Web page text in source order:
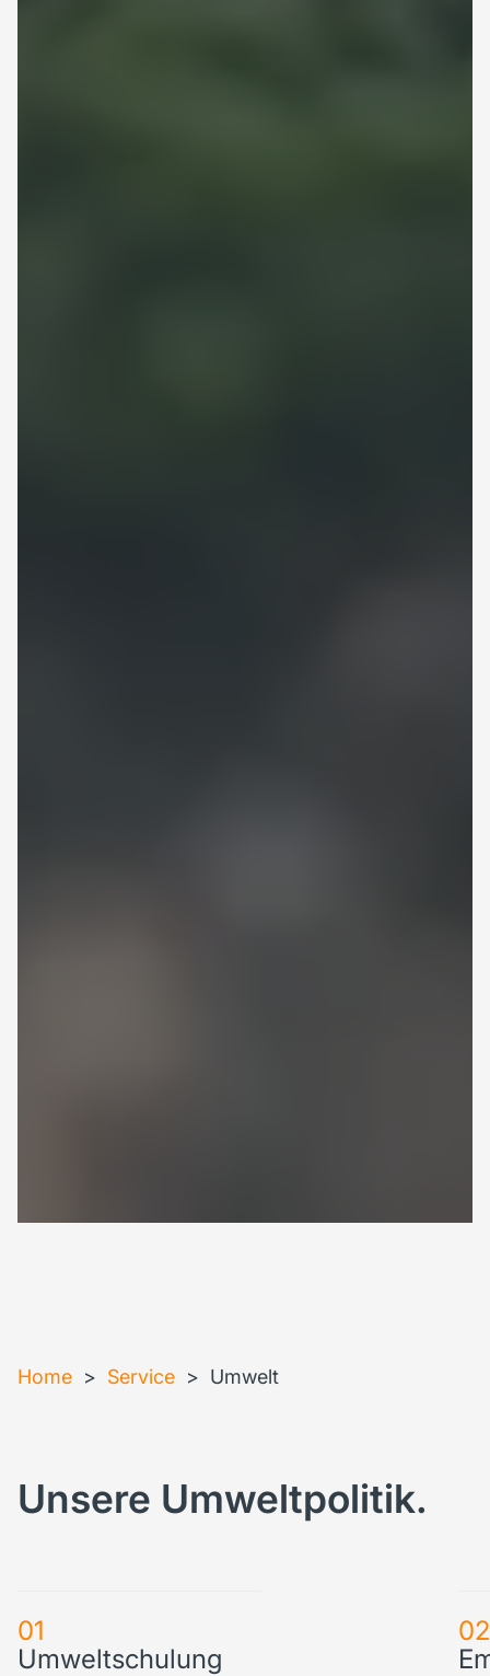
Home > Service > Umwelt
Unsere Umweltpolitik.
01
Umweltschulung
02